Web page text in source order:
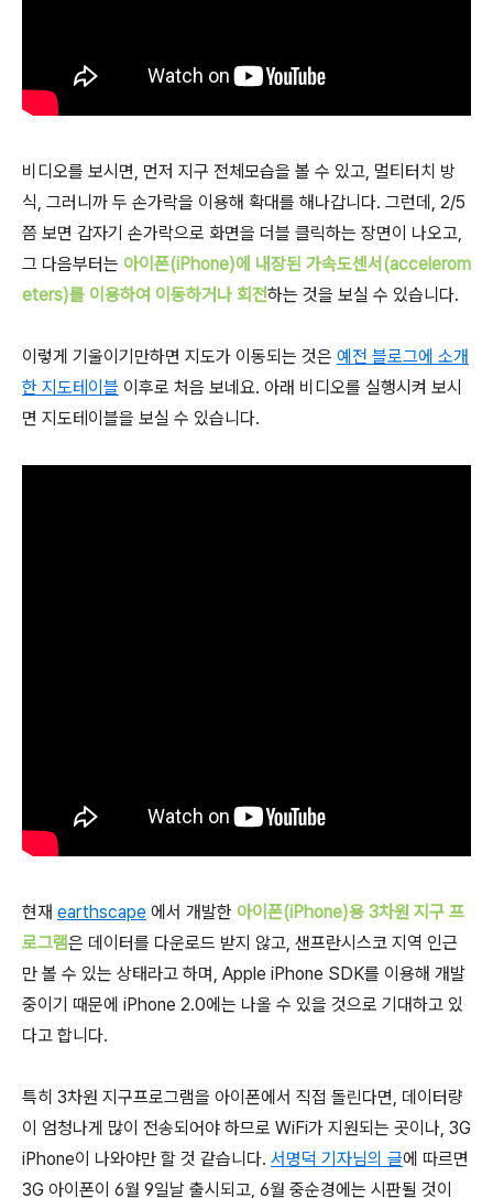
비디오를 보시면, 먼저 지구 전체모습을 볼 수 있고, 멀티터치 방
식, 그러니까 두 손가락을 이용해 확대를 해나갑니다. 그런데, 2/5
쯤 보면 갑자기 손가락으로 화면을 더블 클릭하는 장면이 나오고,
그 다음부터는 아이폰(iPhone)에 내장된 가속도센서(accelerom
eters)를 이용하여 이동하거나 회전하는 것을 보실 수 있습니다.
이렇게 기울이기만하면 지도가 이동되는 것은 예전 블로그에 소개
한 지도테이블 이후로 처음 보네요. 아래 비디오를 실행시켜 보시
면 지도테이블을 보실 수 있습니다.
현재 earthscape 에서 개발한 아이폰(iPhone)용 3차원 지구 프
로그램은 데이터를 다운로드 받지 않고, 샌프란시스코 지역 인근
만 볼 수 있는 상태라고 하며, Apple iPhone SDK를 이용해 개발
중이기 때문에 iPhone 2.0에는 나올 수 있을 것으로 기대하고 있
다고 합니다.
특히 3차원 지구프로그램을 아이폰에서 직접 돌린다면, 데이터량
이 엄청나게 많이 전송되어야 하므로 WiFi가 지원되는 곳이나, 3G
iPhone이 나와야만 할 것 같습니다. 서명덕 기자님의 글에 따르면
3G 아이폰이 6월 9일날 출시되고, 6월 중순경에는 시판될 것이